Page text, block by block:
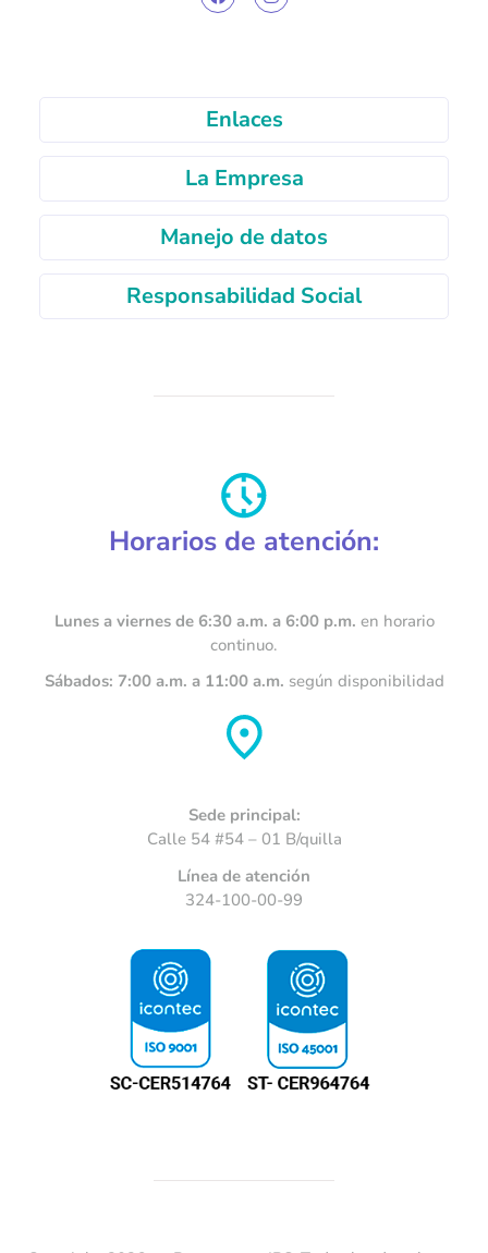
Enlaces
La Empresa
Manejo de datos
Responsabilidad Social
Horarios de atención:
Lunes a viernes de 6:30 a.m. a 6:00 p.m. en horario
continuo.
Sábados: 7:00 a.m. a 11:00 a.m. según disponibilidad
Sede principal:
Calle 54 #54 – 01 B/quilla
Línea de atención
324-100-00-99